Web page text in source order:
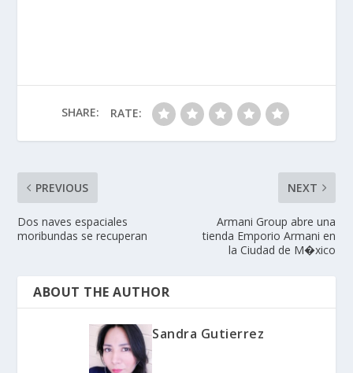
SHARE: RATE:
PREVIOUS
Dos naves espaciales
moribundas se recuperan
NEXT
Armani Group abre una
tienda Emporio Armani en
la Ciudad de M�xico
ABOUT THE AUTHOR
Sandra Gutierrez